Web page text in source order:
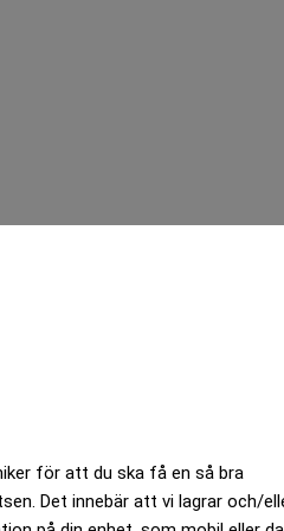
för att du ska få en så bra
Det innebär att vi lagrar och/